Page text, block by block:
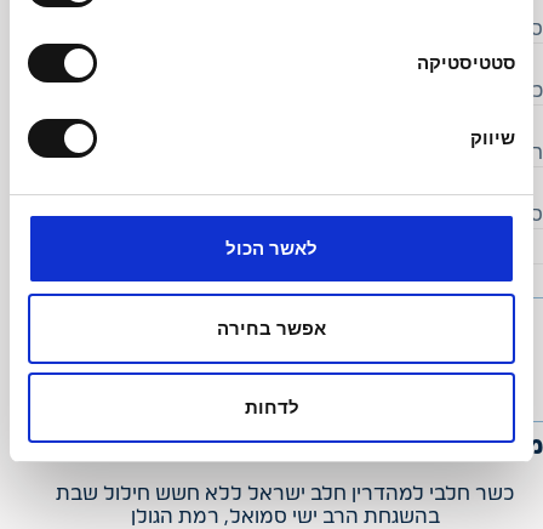
סטטיסטיקה
שיווק
לאשר הכול
אפשר בחירה
לדחות
סוכרים
כפיות סוכר
חלבונים (גרם)
סידן (מ"ג) 90
ניגוב
מידע נוסף
כשר חלבי למהדרין חלב ישראל ללא חשש חילול שבת
בהשגחת הרב ישי סמואל, רמת הגולן